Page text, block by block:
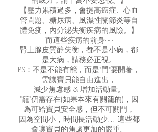
【壓力累積過多，會提高癌症、心血
管問題、糖尿病、風濕性關節炎等自
體免疫，內分泌失衡疾病的風險。】
而這些疾病的前身- - -
腎上腺皮質醇失衡，都不是小病，都
是大病，請務必正視。
PS：不是不能有籠，而是"門"要開著，
需讓寶貝能自由進出，
減少焦慮感 & 增加活動量。
"籠"仍需存在(如果本來有關籠的)，因
為可給寶貝安全感，但不可關門，
因為空間小，時間長活動少... 這些都
會讓寶貝的焦慮更加的嚴重。